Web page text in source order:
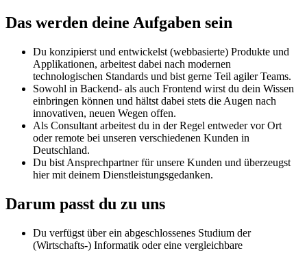
Das werden deine Aufgaben sein
Du konzipierst und entwickelst (webbasierte) Produkte und
Applikationen, arbeitest dabei nach modernen
technologischen Standards und bist gerne Teil agiler Teams.
Sowohl in Backend- als auch Frontend wirst du dein Wissen
einbringen können und hältst dabei stets die Augen nach
innovativen, neuen Wegen offen.
Als Consultant arbeitest du in der Regel entweder vor Ort
oder remote bei unseren verschiedenen Kunden in
Deutschland.
Du bist Ansprechpartner für unsere Kunden und überzeugst
hier mit deinem Dienstleistungsgedanken.
Darum passt du zu uns
Du verfügst über ein abgeschlossenes Studium der
(Wirtschafts-) Informatik oder eine vergleichbare